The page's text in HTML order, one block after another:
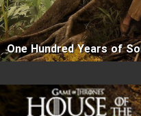
One Hundred Years of